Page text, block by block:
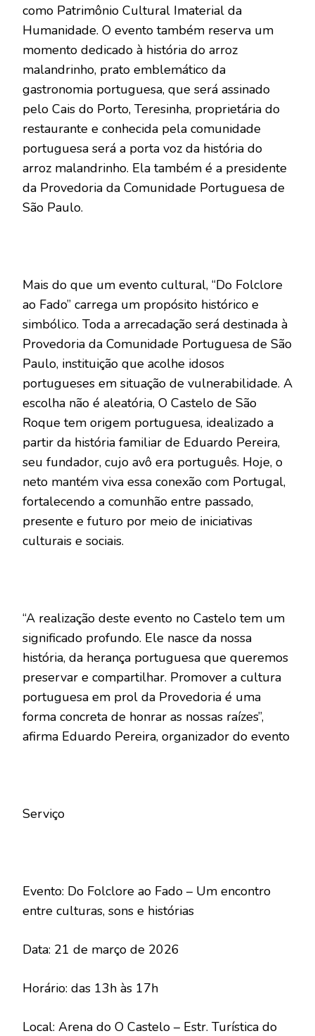
como Patrimônio Cultural Imaterial da
Humanidade. O evento também reserva um
momento dedicado à história do arroz
malandrinho, prato emblemático da
gastronomia portuguesa, que será assinado
pelo Cais do Porto, Teresinha, proprietária do
restaurante e conhecida pela comunidade
portuguesa será a porta voz da história do
arroz malandrinho. Ela também é a presidente
da Provedoria da Comunidade Portuguesa de
São Paulo.
Mais do que um evento cultural, “Do Folclore
ao Fado” carrega um propósito histórico e
simbólico. Toda a arrecadação será destinada à
Provedoria da Comunidade Portuguesa de São
Paulo, instituição que acolhe idosos
portugueses em situação de vulnerabilidade. A
escolha não é aleatória, O Castelo de São
Roque tem origem portuguesa, idealizado a
partir da história familiar de Eduardo Pereira,
seu fundador, cujo avô era português. Hoje, o
neto mantém viva essa conexão com Portugal,
fortalecendo a comunhão entre passado,
presente e futuro por meio de iniciativas
culturais e sociais.
“A realização deste evento no Castelo tem um
significado profundo. Ele nasce da nossa
história, da herança portuguesa que queremos
preservar e compartilhar. Promover a cultura
portuguesa em prol da Provedoria é uma
forma concreta de honrar as nossas raízes”,
afirma Eduardo Pereira, organizador do evento
Serviço
Evento: Do Folclore ao Fado – Um encontro
entre culturas, sons e histórias
Data: 21 de março de 2026
Horário: das 13h às 17h
Local: Arena do O Castelo – Estr. Turística do